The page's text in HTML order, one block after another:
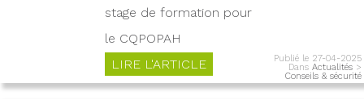
stage de formation pour
le CQPOPAH
LIRE L'ARTICLE
Publié le 27-04-2025
Dans Actualités >
Conseils & sécurité